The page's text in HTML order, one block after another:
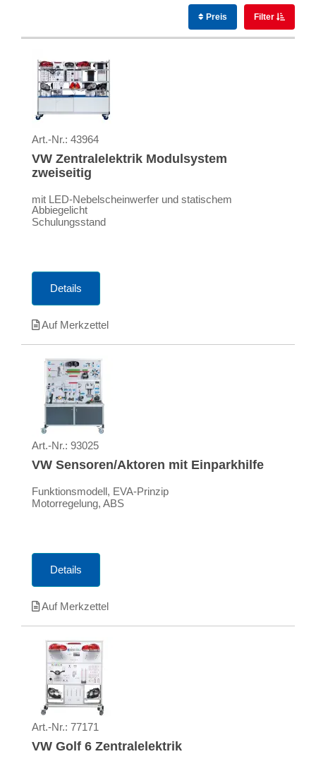
Preis Filter
Art.-Nr.: 43964
VW Zentralelektrik Modulsystem
zweiseitig
mit LED-Nebelscheinwerfer und statischem
Abbiegelicht
Schulungsstand
Details
Auf Merkzettel
Art.-Nr.: 93025
VW Sensoren/Aktoren mit Einparkhilfe
Funktionsmodell, EVA-Prinzip
Motorregelung, ABS
Details
Auf Merkzettel
Art.-Nr.: 77171
VW Golf 6 Zentralelektrik